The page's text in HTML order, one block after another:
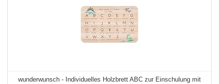
wunderwunsch - Individuelles Holzbrett ABC zur Einschulung mit